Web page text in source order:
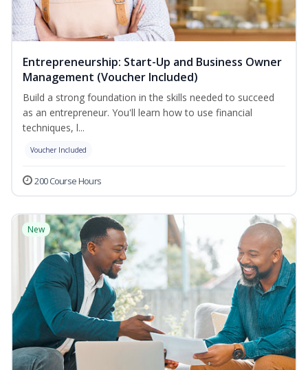
Entrepreneurship: Start-Up and Business Owner
Management (Voucher Included)
Build a strong foundation in the skills needed to succeed
as an entrepreneur. You'll learn how to use financial
techniques, l...
Voucher Included
200 Course Hours
New